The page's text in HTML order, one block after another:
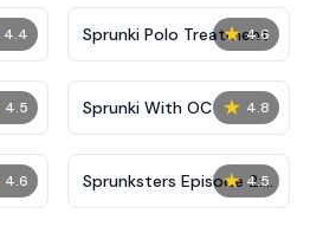
4.4 ★ 4.6
Sprunki Polo Treatment
4.5 ★ 4.8
Sprunki With OC
4.6 ★ 4.5
Sprunksters Episode 2:
The Cave